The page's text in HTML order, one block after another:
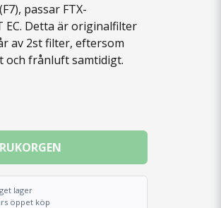
passar FTX-
EC. Detta är originalfilter
av 2st filter, eftersom
och frånluft samtidigt.
lager
öppet köp